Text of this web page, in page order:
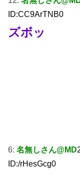
ID:CC9ArTNB0
ズボッ
6: 名無しさん@MD
ID:/rHesGcg0